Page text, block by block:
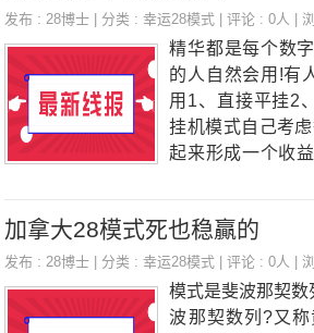
计100个金币模
币，杂投注150
模式三：半投注
个金币，合计
注1350个金币，
计2700个金币模
12500个金币，
发布 :28博士 | 分类 :幸运28模式 | 评论 : 0人 |
精华都是每个数
的人自然会用!有
用1、直接平挂2
挂机模式自己考
起来形成一个收
923162414
加拿大28模式死也稳贏的
发布 :28博士 | 分类 :幸运28模式 | 评论 : 0人 |
模式是斐波那契
波那契数列?又